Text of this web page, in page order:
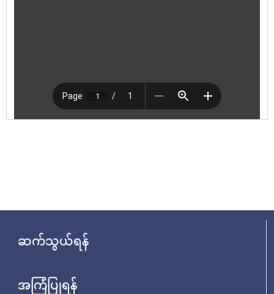
ဆက်သွယ်ရန်
အကြံပြုရန်